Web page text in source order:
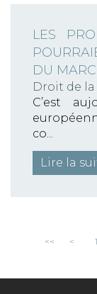
LES
DU
Droit de
C’est
co...
Lire la
<< < 1